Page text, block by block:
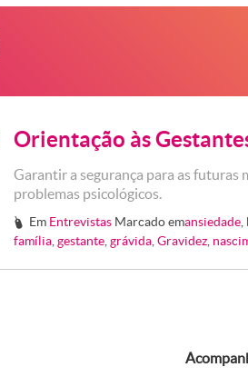
Orientação às
Garantir a segurança para as futuras
problemas psicológicos.
# Em Entrevistas Marcado emansiedade
família gestante grávida Gravidez